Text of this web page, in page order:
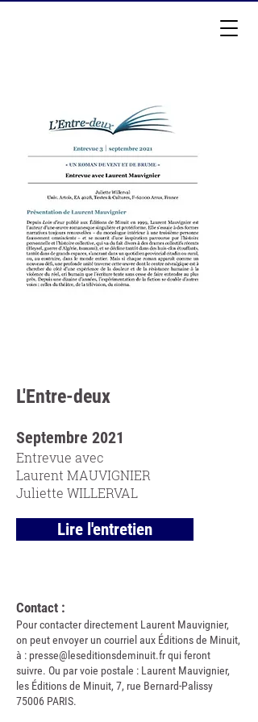
L'Entre-deux
Septembre 2021
Entrevue avec
Laurent MAUVIGNIER
Juliette WILLERVAL
Lire l'entretien
Contact :
Pour contacter directement Laurent Mauvignier,
on peut envoyer un courriel aux Éditions de Minuit,
à : presse@leseditionsdeminuit.frqui feront
suivre. Ou par voie postale : Laurent Mauvignier,
les Éditions de Minuit, 7, rue Bernard-Palissy
75006 PARIS.